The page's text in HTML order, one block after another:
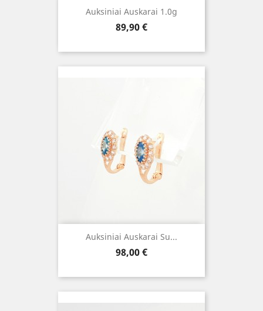
Auksiniai Auskarai 1.0g
Kaina
89,90 €
Auksiniai Auskarai Su...
Kaina
98,00 €